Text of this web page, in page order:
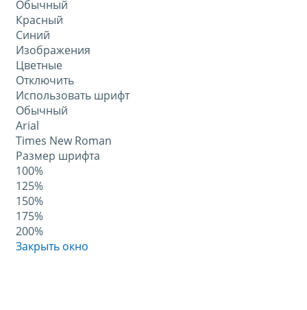
Обычный
Красный
Синий
Изображения
Цветные
Отключить
Использовать шрифт
Обычный
Arial
Times New Roman
Размер шрифта
100%
125%
150%
175%
200%
Закрыть окно